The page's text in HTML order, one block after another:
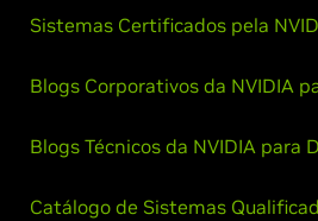
Sistemas Certificados pela
Blogs Corporativos da NVIDIA
Blogs Técnicos da NVIDIA para
Catálogo de Sistemas